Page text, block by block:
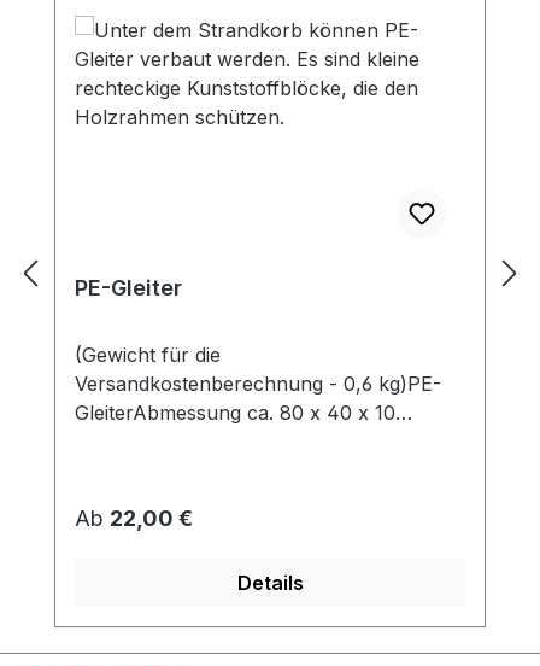
PE-Gleiter
(Gewicht für die
Versandkostenberechnung - 0,6 kg)PE-
GleiterAbmessung ca. 80 x 40 x 10
Regulärer Preis:
Ab 22,00 €
Details